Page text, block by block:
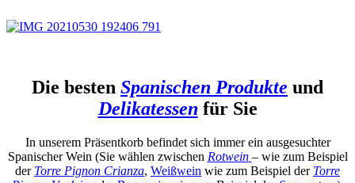
Die besten Spanischen Produkte und
Delikatessen für Sie
In unserem Präsentkorb befindet sich immer ein ausgesuchter
Spanischer Wein (Sie wählen zwischen Rotwein – wie zum Beispiel
der Torre Pignon Crianza, Weißwein wie zum Beispiel der Torre